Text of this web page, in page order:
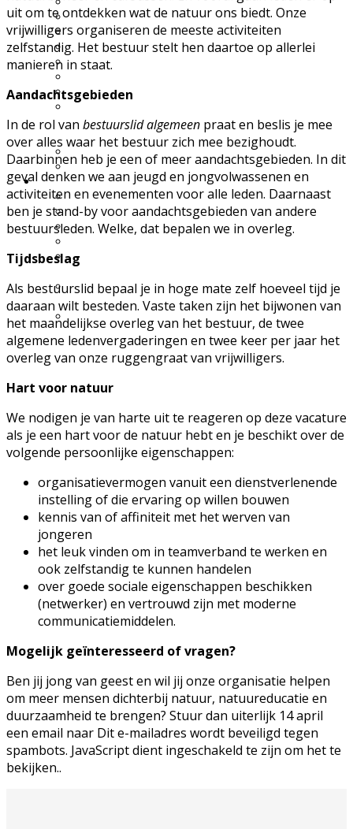
Bestuur
Ledenvergaderingen
Vacatures
Info voor IVN vrijwilligers
Materialen
Statuten, huishoudelijk
reglement,
omgangsregels
Gidsenmateriaal
Over deze website
Contact
Contactgegevens
Excursie aanvragen
Lid worden en meedoen?
Route naar 't Wikveld
Empel
Route naar BBS Nieuw
Zuid
Uw privacy
uit om te ontdekken wat de natuur ons biedt. Onze
vrijwilligers organiseren de meeste activiteiten
zelfstandig. Het bestuur stelt hen daartoe op allerlei
manieren in staat.
Aandachtsgebieden
In de rol van bestuurslid algemeen praat en beslis je mee
over alles waar het bestuur zich mee bezighoudt.
Daarbinnen heb je een of meer aandachtsgebieden. In dit
geval denken we aan jeugd en jongvolwassenen en
activiteiten en evenementen voor alle leden. Daarnaast
ben je stand-by voor aandachtsgebieden van andere
bestuursleden. Welke, dat bepalen we in overleg.
Tijdsbeslag
Als bestuurslid bepaal je in hoge mate zelf hoeveel tijd je
daaraan wilt besteden. Vaste taken zijn het bijwonen van
het maandelijkse overleg van het bestuur, de twee
algemene ledenvergaderingen en twee keer per jaar het
overleg van onze ruggengraat van vrijwilligers.
Hart voor natuur
We nodigen je van harte uit te reageren op deze vacature
als je een hart voor de natuur hebt en je beschikt over de
volgende persoonlijke eigenschappen:
organisatievermogen vanuit een dienstverlenende
instelling of die ervaring op willen bouwen
kennis van of affiniteit met het werven van
jongeren
het leuk vinden om in teamverband te werken en
ook zelfstandig te kunnen handelen
over goede sociale eigenschappen beschikken
(netwerker) en vertrouwd zijn met moderne
communicatiemiddelen.
Mogelijk geïnteresseerd of vragen?
Ben jij jong van geest en wil jij onze organisatie helpen
om meer mensen dichterbij natuur, natuureducatie en
duurzaamheid te brengen? Stuur dan uiterlijk 14 april
een email naar Dit e-mailadres wordt beveiligd tegen
spambots. JavaScript dient ingeschakeld te zijn om het te
bekijken..